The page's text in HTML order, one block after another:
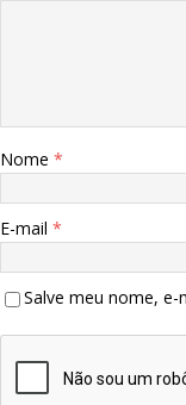
Nome *
E-mail *
Salve meu nome,